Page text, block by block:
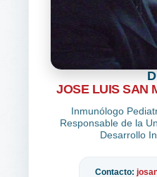
JOSE LUIS SAN
Inmunólogo
Responsable de la
Desarrollo
Contacto: